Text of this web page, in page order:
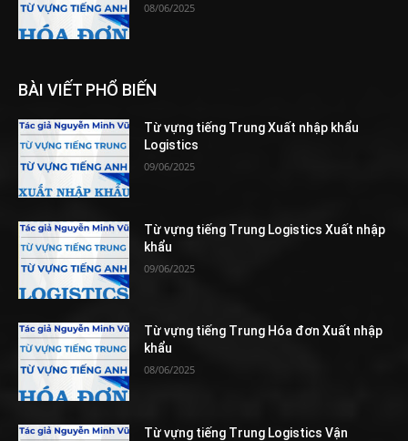
08/06/2025
BÀI VIẾT PHỔ BIẾN
Từ vựng tiếng Trung Xuất nhập khẩu
Logistics
09/06/2025
Từ vựng tiếng Trung Logistics Xuất nhập
khẩu
09/06/2025
Từ vựng tiếng Trung Hóa đơn Xuất nhập
khẩu
08/06/2025
Từ vựng tiếng Trung Logistics Vận